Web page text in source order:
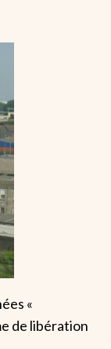
«
de libération